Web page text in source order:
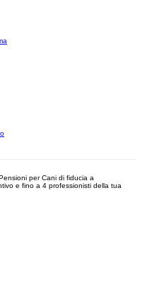
per Cani di fiducia a
e fino a 4 professionisti della tua